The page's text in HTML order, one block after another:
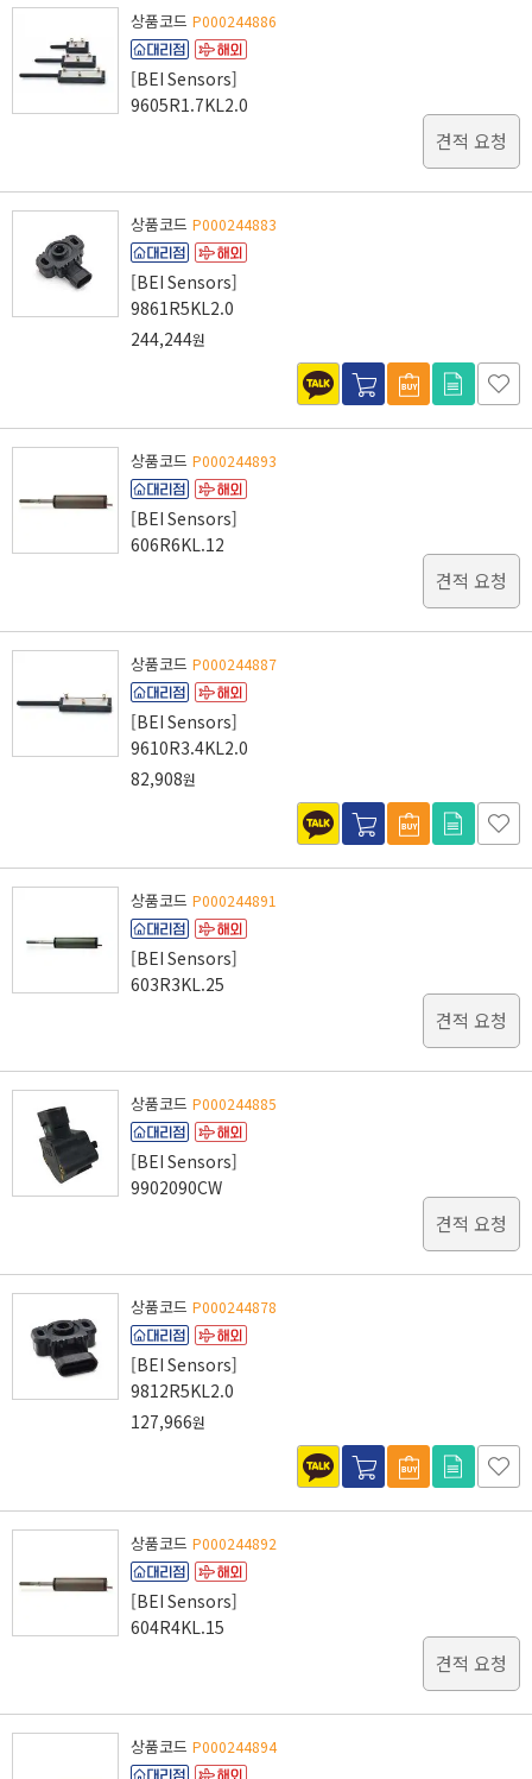
상품코드 P000244886
[BEI Sensors]
9605R1.7KL2.0
견적 요청
상품코드 P000244883
[BEI Sensors]
9861R5KL2.0
244,244원
상품코드 P000244893
[BEI Sensors]
606R6KL.12
견적 요청
상품코드 P000244887
[BEI Sensors]
9610R3.4KL2.0
82,908원
상품코드 P000244891
[BEI Sensors]
603R3KL.25
견적 요청
상품코드 P000244885
[BEI Sensors]
9902090CW
견적 요청
상품코드 P000244878
[BEI Sensors]
9812R5KL2.0
127,966원
상품코드 P000244892
[BEI Sensors]
604R4KL.15
견적 요청
상품코드 P000244894